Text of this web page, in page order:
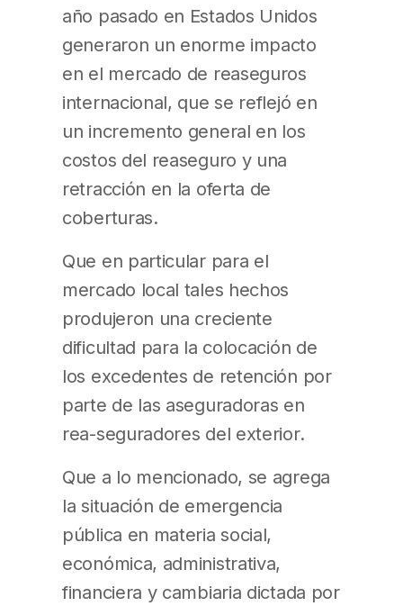
año pasado en Estados Unidos
generaron un enorme impacto
en el mercado de reaseguros
internacional, que se reflejó en
un incremento general en los
costos del reaseguro y una
retracción en la oferta de
coberturas.
Que en particular para el
mercado local tales hechos
produjeron una creciente
dificultad para la colocación de
los excedentes de retención por
parte de las aseguradoras en
rea-seguradores del exterior.
Que a lo mencionado, se agrega
la situación de emergencia
pública en materia social,
económica, administrativa,
financiera y cambiaria dictada por